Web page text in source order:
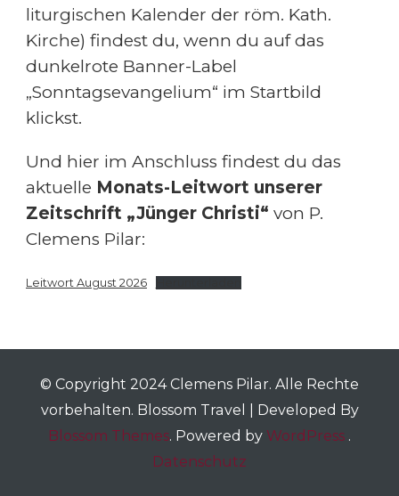
liturgischen Kalender der röm. Kath.
Kirche) findest du, wenn du auf das
dunkelrote Banner-Label
„Sonntagsevangelium“ im Startbild
klickst.
Und hier im Anschluss findest du das
aktuelle Monats-Leitwort unserer
Zeitschrift „Jünger Christi“ von P.
Clemens Pilar:
Leitwort August 2026
© Copyright 2024 Clemens Pilar. Alle Rechte
vorbehalten. Blossom Travel | Developed By
Blossom Themes. Powered by WordPress .
Datenschutz